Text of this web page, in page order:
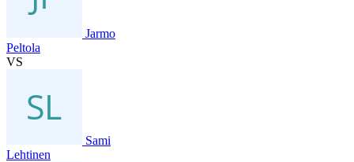
Jarmo
Peltola
VS
Sami
Lehtinen